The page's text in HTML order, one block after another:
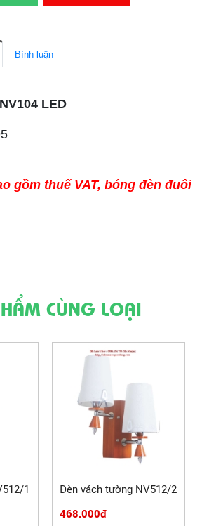
Bình luận
LED
gồm thuế VAT, bóng đèn đuôi
CÙNG LOẠI
1 Đèn vách tường NV512/2
468.000đ